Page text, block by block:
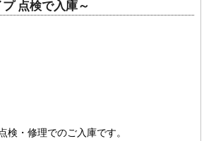
点検で入庫～
検・修理でのご入庫です。